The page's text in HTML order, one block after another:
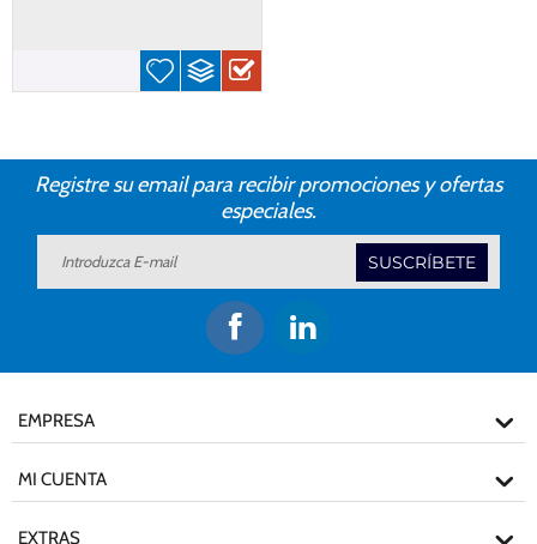
Registre su email para recibir promociones y ofertas
especiales.
SUSCRÍBETE
EMPRESA
MI CUENTA
EXTRAS